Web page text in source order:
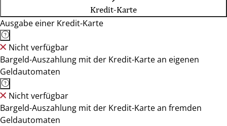
Kredit-Karte
Ausgabe einer Kredit-Karte
Nicht verfügbar
Bargeld-Auszahlung mit der Kredit-Karte an eigenen
Geldautomaten
Nicht verfügbar
Bargeld-Auszahlung mit der Kredit-Karte an fremden
Geldautomaten